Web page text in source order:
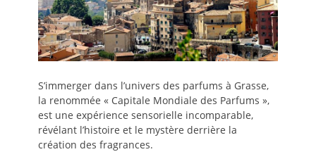
S’immerger dans l’univers des parfums à Grasse,
la renommée « Capitale Mondiale des Parfums »,
est une expérience sensorielle incomparable,
révélant l’histoire et le mystère derrière la
création des fragrances.